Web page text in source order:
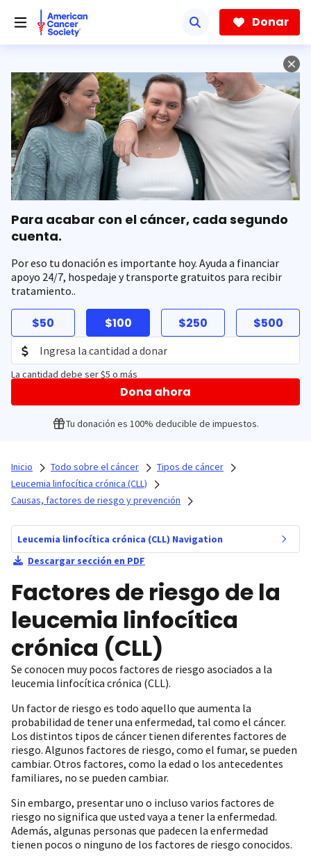
hacia
contenido
Donar
Para acabar con el cáncer, cada segundo
cuenta.
Por eso tu donación es importante hoy. Ayuda a financiar
apoyo 24/7, hospedaje y transporte gratuitos para recibir
tratamiento..
$50 $100 $250 $500
La cantidad debe ser $5 o más
Dona ahora
Tu donación es 100% deducible de impuestos.
Inicio Todo sobre el cáncer
Tipos de cáncer
Leucemia linfocítica crónica (CLL)
Causas, factores de riesgo y prevención
Leucemia linfocítica crónica (CLL) Navigation
Descargar sección en PDF
Factores de riesgo de la
leucemia linfocítica
crónica (CLL)
Se conocen muy pocos factores de riesgo asociados a la
leucemia linfocítica crónica (CLL).
Un factor de riesgo es todo aquello que aumenta la
probabilidad de tener una enfermedad, tal como el cáncer.
Los distintos tipos de cáncer tienen diferentes factores de
riesgo. Algunos factores de riesgo, como el fumar, se pueden
cambiar. Otros factores, como la edad o los antecedentes
familiares, no se pueden cambiar.
Sin embargo, presentar uno o incluso varios factores de
riesgo no significa que usted vaya a tener la enfermedad.
Además, algunas personas que padecen la enfermedad
tienen pocos o ninguno de los factores de riesgo conocidos.